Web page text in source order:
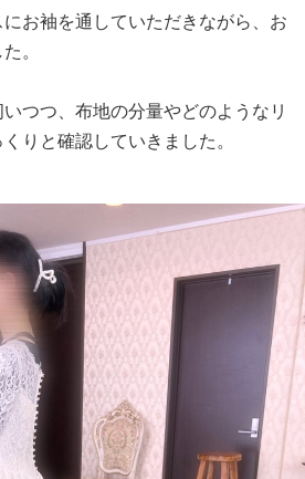
お袖を通していただきながら、お
。
つつ、布地の分量やどのようなリ
りと確認していきました。